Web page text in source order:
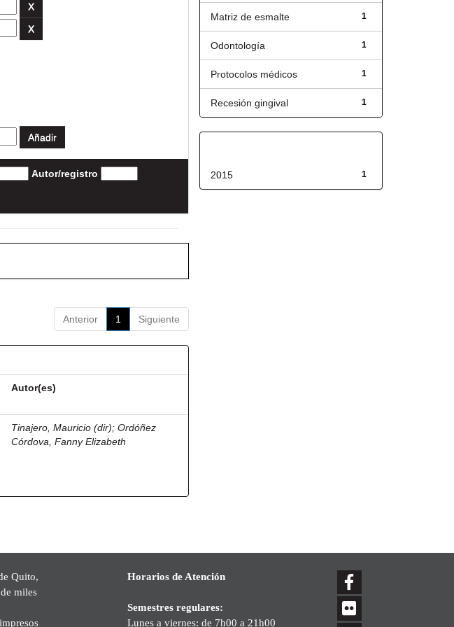
Autor/registro
Anterior 1 Siguiente
Autor(es)
Tinajero, Mauricio (dir);Ordóñez
Córdova, Fanny Elizabeth
1
Matriz de esmalte
1
Odontología
1
Protocolos médicos
1
Recesión gingival
1
2015
Quito,
miles
Horarios de Atención
Semestres regulares:
Lunes a viernes: de 7h00 a 21h00